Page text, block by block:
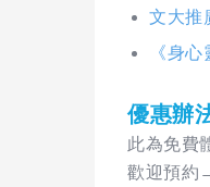
文大推
《身
優惠辦
此為免費
歡迎預約